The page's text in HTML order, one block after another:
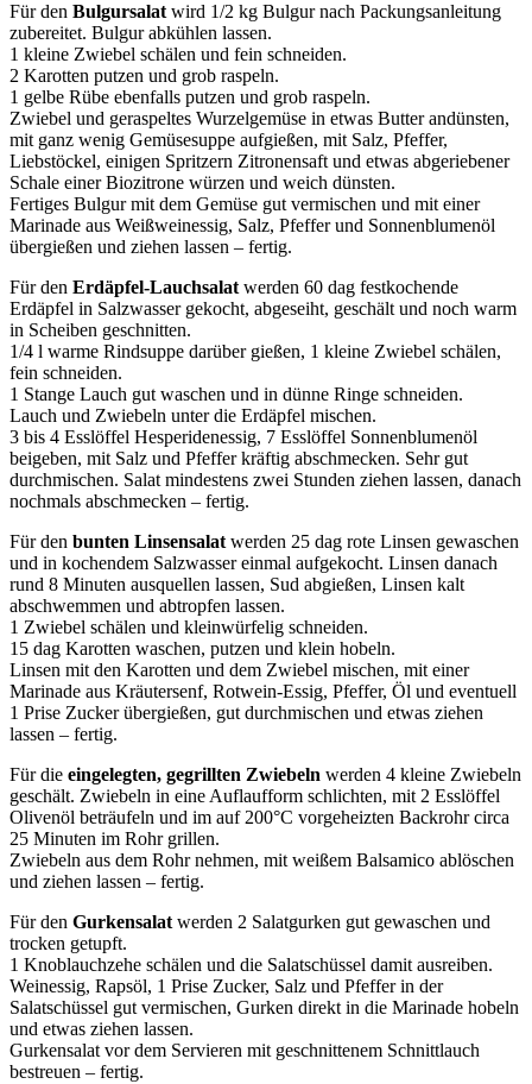
Für den Bulgursalat wird 1/2 kg Bulgur nach Packungsanleitung
zubereitet. Bulgur abkühlen lassen.
1 kleine Zwiebel schälen und fein schneiden.
2 Karotten putzen und grob raspeln.
1 gelbe Rübe ebenfalls putzen und grob raspeln.
Zwiebel und geraspeltes Wurzelgemüse in etwas Butter andünsten,
mit ganz wenig Gemüsesuppe aufgießen, mit Salz, Pfeffer,
Liebstöckel, einigen Spritzern Zitronensaft und etwas abgeriebener
Schale einer Biozitrone würzen und weich dünsten.
Fertiges Bulgur mit dem Gemüse gut vermischen und mit einer
Marinade aus Weißweinessig, Salz, Pfeffer und Sonnenblumenöl
übergießen und ziehen lassen – fertig.
Für den Erdäpfel-Lauchsalat werden 60 dag festkochende
Erdäpfel in Salzwasser gekocht, abgeseiht, geschält und noch warm
in Scheiben geschnitten.
1/4 l warme Rindsuppe darüber gießen, 1 kleine Zwiebel schälen,
fein schneiden.
1 Stange Lauch gut waschen und in dünne Ringe schneiden.
Lauch und Zwiebeln unter die Erdäpfel mischen.
3 bis 4 Esslöffel Hesperidenessig, 7 Esslöffel Sonnenblumenöl
beigeben, mit Salz und Pfeffer kräftig abschmecken. Sehr gut
durchmischen. Salat mindestens zwei Stunden ziehen lassen, danach
nochmals abschmecken – fertig.
Für den bunten Linsensalat werden 25 dag rote Linsen gewaschen
und in kochendem Salzwasser einmal aufgekocht. Linsen danach
rund 8 Minuten ausquellen lassen, Sud abgießen, Linsen kalt
abschwemmen und abtropfen lassen.
1 Zwiebel schälen und kleinwürfelig schneiden.
15 dag Karotten waschen, putzen und klein hobeln.
Linsen mit den Karotten und dem Zwiebel mischen, mit einer
Marinade aus Kräutersenf, Rotwein-Essig, Pfeffer, Öl und eventuell
1 Prise Zucker übergießen, gut durchmischen und etwas ziehen
lassen – fertig.
Für die eingelegten, gegrillten Zwiebeln werden 4 kleine Zwiebeln
geschält. Zwiebeln in eine Auflaufform schlichten, mit 2 Esslöffel
Olivenöl beträufeln und im auf 200°C vorgeheizten Backrohr circa
25 Minuten im Rohr grillen.
Zwiebeln aus dem Rohr nehmen, mit weißem Balsamico ablöschen
und ziehen lassen – fertig.
Für den Gurkensalat werden 2 Salatgurken gut gewaschen und
trocken getupft.
1 Knoblauchzehe schälen und die Salatschüssel damit ausreiben.
Weinessig, Rapsöl, 1 Prise Zucker, Salz und Pfeffer in der
Salatschüssel gut vermischen, Gurken direkt in die Marinade hobeln
und etwas ziehen lassen.
Gurkensalat vor dem Servieren mit geschnittenem Schnittlauch
bestreuen – fertig.